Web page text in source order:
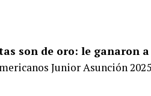
son de oro: le ganaron
Junior Asunción